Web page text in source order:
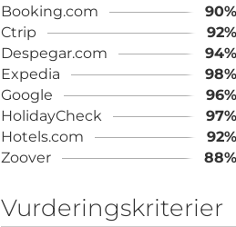
Booking.com
90%
Ctrip
92%
Despegar.com
94%
Expedia
98%
Google
96%
HolidayCheck
97%
Hotels.com
92%
Zoover
88%
Vurderingskriterier